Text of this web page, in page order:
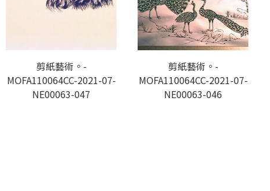
剪紙藝術。-
MOFA110064CC-2021-07-
NE00063-047
剪紙藝術。-
MOFA110064CC-2021-07-
NE00063-046